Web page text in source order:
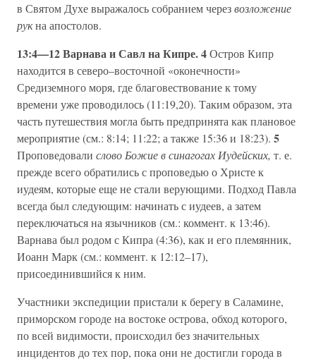
в Святом Духе выражалось собранием черезвозложение
рукна апостолов.
13:4—12 Варнава и Савл на Кипре. 4Остров Кипр
находится в северо–восточной «оконечности»
Средиземного моря, где благовествование к тому
времени уже проводилось (11:19,20). Таким образом, эта
часть путешествия могла быть предпринята как плановое
мероприятие (см.: 8:14; 11:22; а также 15:36 и 18:23). 5
Проповедовали слово Божие в синагогах Иудейских, т. е.
прежде всего обратились с проповедью о Христе к
иудеям, которые еще не стали верующими. Подход Павла
всегда был следующим: начинать с иудеев, а затем
переключаться на язычников (см.: коммент. к 13:46).
Варнава был родом с Кипра (4:36), как и его племянник,
Иоанн Марк (см.: коммент. к 12:12–17),
присоединившийся к ним.
Участники экспедиции пристали к берегу в Саламине,
приморском городе на востоке острова, обход которого,
по всей видимости, происходил без значительных
инцидентов до тех пор, пока они не достигли города в